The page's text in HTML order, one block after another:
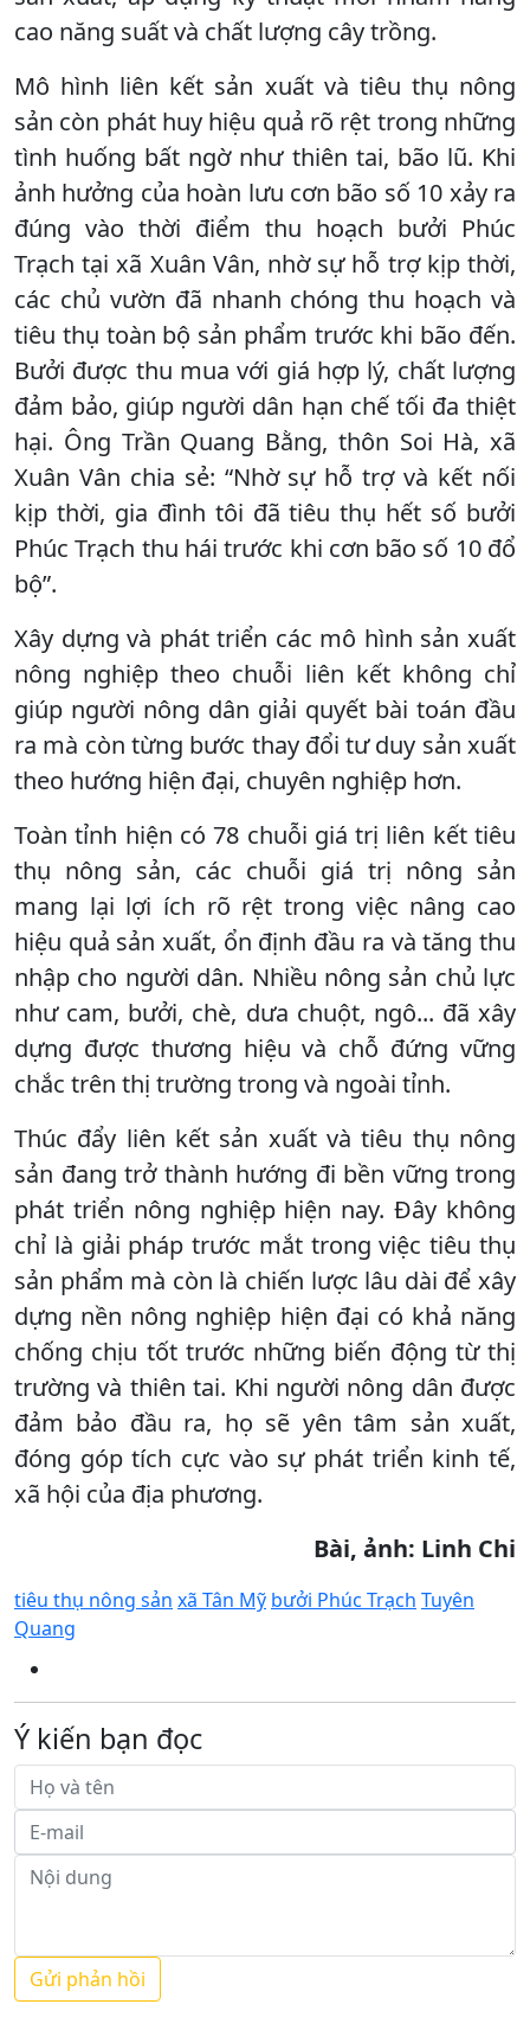
cao năng suất và chất lượng cây trồng.
Mô hình liên kết sản xuất và tiêu thụ nông
sản còn phát huy hiệu quả rõ rệt trong những
tình huống bất ngờ như thiên tai, bão lũ. Khi
ảnh hưởng của hoàn lưu cơn bão số 10 xảy ra
đúng vào thời điểm thu hoạch bưởi Phúc
Trạch tại xã Xuân Vân, nhờ sự hỗ trợ kịp thời,
các chủ vườn đã nhanh chóng thu hoạch và
tiêu thụ toàn bộ sản phẩm trước khi bão đến.
Bưởi được thu mua với giá hợp lý, chất lượng
đảm bảo, giúp người dân hạn chế tối đa thiệt
hại. Ông Trần Quang Bằng, thôn Soi Hà, xã
Xuân Vân chia sẻ: “Nhờ sự hỗ trợ và kết nối
kịp thời, gia đình tôi đã tiêu thụ hết số bưởi
Phúc Trạch thu hái trước khi cơn bão số 10 đổ
bộ”.
Xây dựng và phát triển các mô hình sản xuất
nông nghiệp theo chuỗi liên kết không chỉ
giúp người nông dân giải quyết bài toán đầu
ra mà còn từng bước thay đổi tư duy sản xuất
theo hướng hiện đại, chuyên nghiệp hơn.
Toàn tỉnh hiện có 78 chuỗi giá trị liên kết tiêu
thụ nông sản, các chuỗi giá trị nông sản
mang lại lợi ích rõ rệt trong việc nâng cao
hiệu quả sản xuất, ổn định đầu ra và tăng thu
nhập cho người dân. Nhiều nông sản chủ lực
như cam, bưởi, chè, dưa chuột, ngô... đã xây
dựng được thương hiệu và chỗ đứng vững
chắc trên thị trường trong và ngoài tỉnh.
Thúc đẩy liên kết sản xuất và tiêu thụ nông
sản đang trở thành hướng đi bền vững trong
phát triển nông nghiệp hiện nay. Đây không
chỉ là giải pháp trước mắt trong việc tiêu thụ
sản phẩm mà còn là chiến lược lâu dài để xây
dựng nền nông nghiệp hiện đại có khả năng
chống chịu tốt trước những biến động từ thị
trường và thiên tai. Khi người nông dân được
đảm bảo đầu ra, họ sẽ yên tâm sản xuất,
đóng góp tích cực vào sự phát triển kinh tế,
xã hội của địa phương.
Bài, ảnh: Linh Chi
tiêu thụ nông sản xã Tân Mỹ bưởi Phúc Trạch Tuyên
Quang
Ý kiến bạn đọc